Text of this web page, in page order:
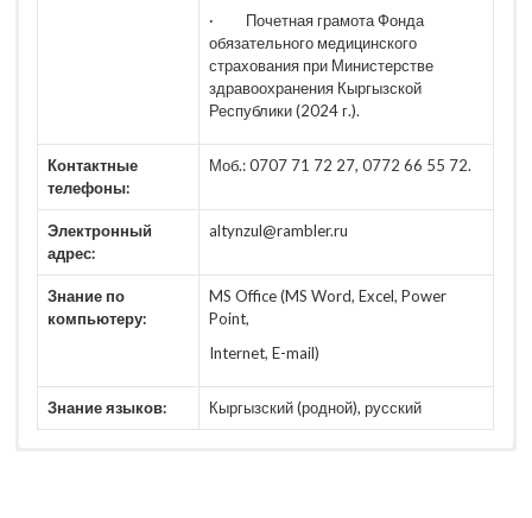
· Почетная грамота Фонда
обязательного медицинского
страхования при Министерстве
здравоохранения Кыргызской
Республики (2024 г.).
Контактные
телефоны:
Моб.: 0707 71 72 27, 0772 66 55 72.
Электронный
адрес:
altynzul@rambler.ru
Знание по
компьютеру:
MS Office (MS Word, Excel, Power
Point,
Internet, E-mail)
Знание языков: Кыргызский (родной), русский